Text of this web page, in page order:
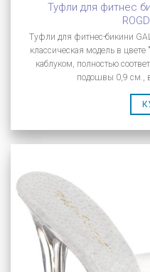
Туфли для фитнес
Туфли для фитнес-бикини
классическая модель в
каблуком, полностью
подошвы 0,9 см.,